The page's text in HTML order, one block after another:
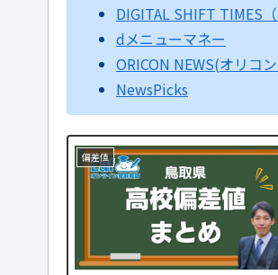
DIGITAL SHIFT TIMES
dメニューマネー
ORICON NEWS(オリコ
NewsPicks
偏差値